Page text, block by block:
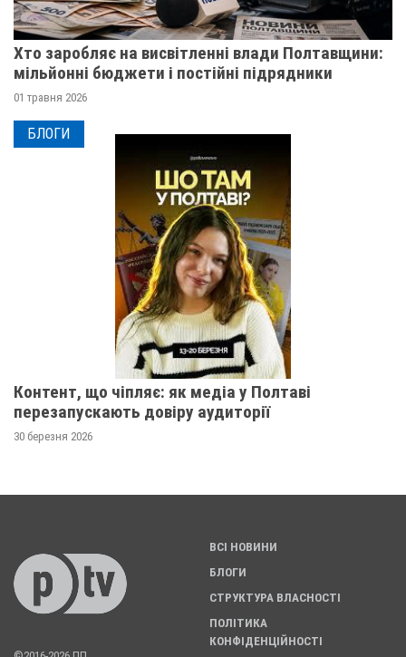
Хто заробляє на висвітленні влади Полтавщини:
мільйонні бюджети і постійні підрядники
01 травня 2026
БЛОГИ
Контент, що чіпляє: як медіа у Полтаві
перезапускають довіру аудиторії
30 березня 2026
ВСІ НОВИНИ
БЛОГИ
СТРУКТУРА ВЛАСНОСТІ
ПОЛІТИКА
КОНФІДЕНЦІЙНОСТІ